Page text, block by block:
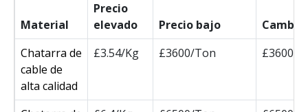
Material
Precio
elevado
Precio bajo
Cambia
Chatarra de
cable de
alta calidad
£3.54/Kg £3600/Ton £3600/